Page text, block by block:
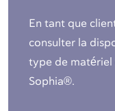
En tant que
consulter la
type de matériel
Sophia®.